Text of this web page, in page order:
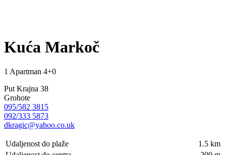
Kuća Markoč
1 Apartman 4+0
Put Krajna 38
Grohote
095/582 3815
092/333 5873
dkragic@yahoo.co.uk
Udaljenost do plaže
1.5 km